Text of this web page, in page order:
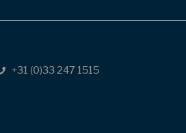
+31 (0)33 247 1515